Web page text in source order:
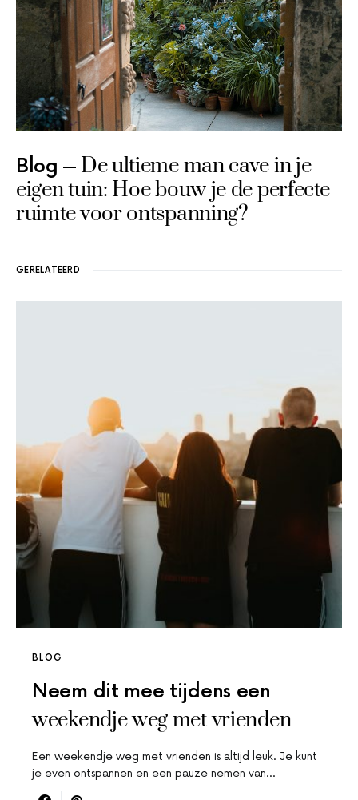
Blog
De ultieme man cave in je
eigen tuin: Hoe bouw je de perfecte
ruimte voor ontspanning?
GERELATEERD
BLOG
Neem dit mee tijdens een
weekendje weg met vrienden
Een weekendje weg met vrienden is altijd leuk. Je kunt
je even ontspannen en een pauze nemen van…